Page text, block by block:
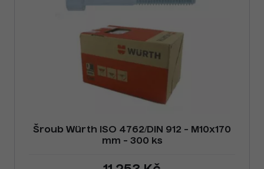
Šroub Würth ISO 4762/DIN 912 - M10x170
mm - 300 ks